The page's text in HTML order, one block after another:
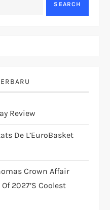
SEARCH
Review
De L’EuroBasket
Crown Affair
2027’s Coolest